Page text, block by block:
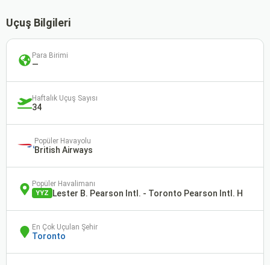
Uçuş Bilgileri
Para Birimi
—
Haftalık Uçuş Sayısı
34
Popüler Havayolu
British Airways
Popüler Havalimanı
YYZ Lester B. Pearson Intl. - Toronto Pearson Intl. H
En Çok Uçulan Şehir
Toronto